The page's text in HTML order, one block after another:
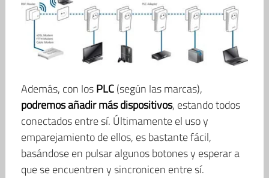
Además, con losPLC(según las marcas),
podremos añadir más dispositivos, estando todos
conectados entre sí. Últimamente el uso y
emparejamiento de ellos, es bastante fácil,
basándose en pulsar algunos botones y esperar a
que se encuentren y sincronicen entre sí.